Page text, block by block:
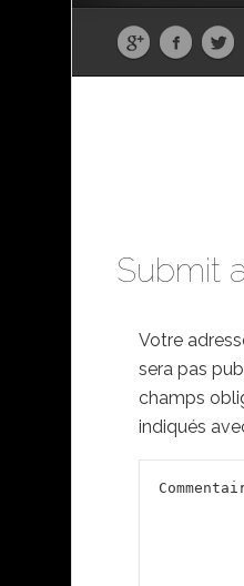
Submit
Votre
sera pas
champs
indiqués